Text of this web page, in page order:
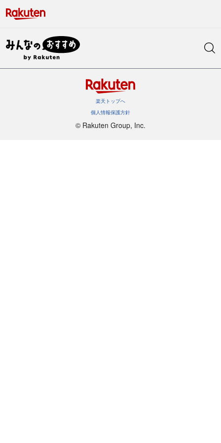
楽天トップへ
個人情報保護方針
©︎ Rakuten Group, Inc.